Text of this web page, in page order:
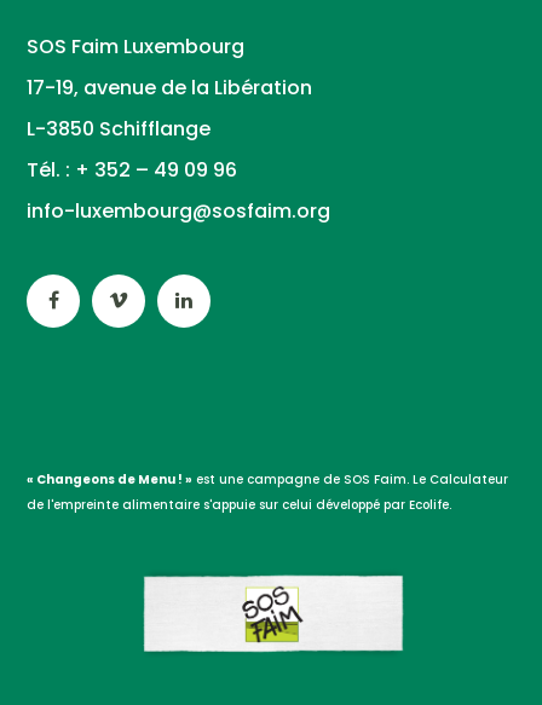
SOS Faim Luxembourg
17-19, avenue de la Libération
L-3850 Schifflange
Tél. : + 352 – 49 09 96
info-luxembourg@sosfaim.org
« Changeons de Menu ! » est une campagne de SOS Faim. Le Calculateur
de l'empreinte alimentaire s'appuie sur celui développé par Ecolife.